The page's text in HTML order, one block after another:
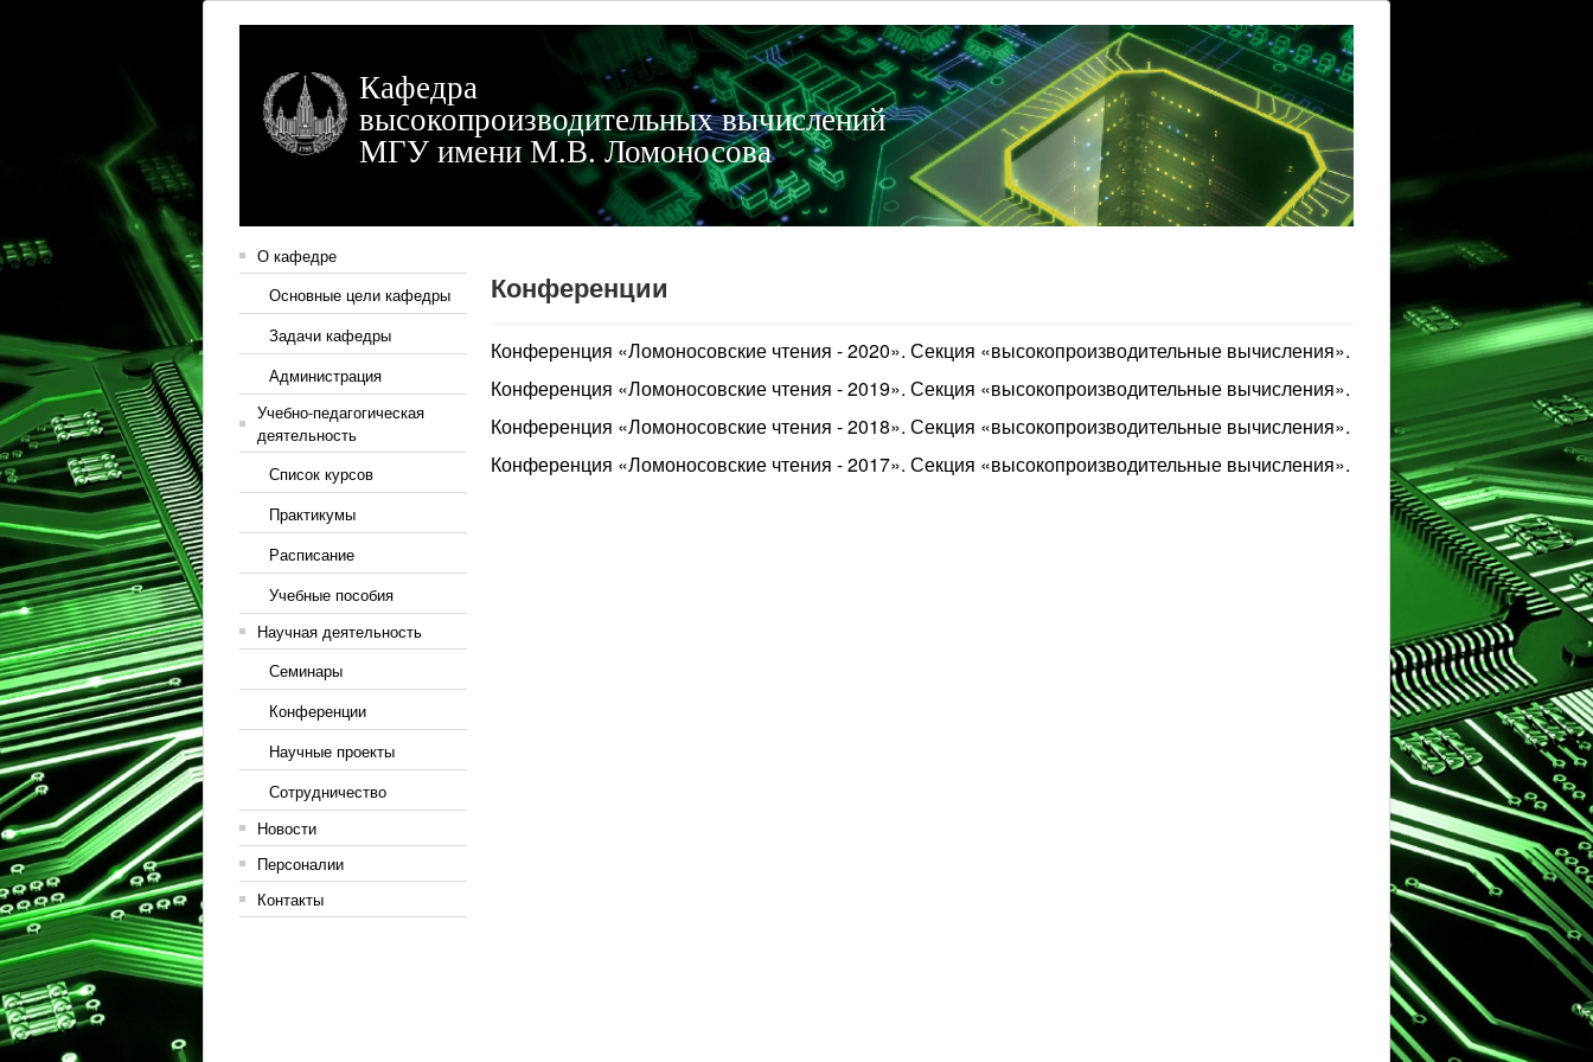
Кафедра
высокопроизводительных вычислений
МГУ имени М.В. Ломоносова
О кафедре
Основные цели кафедры
Задачи кафедры
Администрация
Учебно-педагогическая
деятельность
Список курсов
Практикумы
Расписание
Учебные пособия
Научная деятельность
Семинары
Конференции
Научные проекты
Сотрудничество
Новости
Персоналии
Контакты
Конференции
Конференция «Ломоносовские чтения - 2020». Секция «высокопроизводительные вычисления».
Конференция «Ломоносовские чтения - 2019». Секция «высокопроизводительные вычисления».
Конференция «Ломоносовские чтения - 2018». Секция «высокопроизводительные вычисления».
Конференция «Ломоносовские чтения - 2017». Секция «высокопроизводительные вычисления».